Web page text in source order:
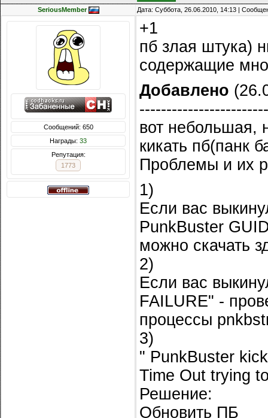
SeriousMember Дата: Суббота, 26.06.2010, 14:13 |
Сообщений: 650
Награды: 33
Репутация:
1773
+1
пб злая штука)
содержащие
Добавлено
вот небольшая,
кикать пб(панк
Проблемы и их
1)
Если вас
PunkBuster
можно скачать
2)
Если вас
FAILURE" -
процессы
3)
" PunkBuster
Time Out trying
Решение:
Обновить ПБ